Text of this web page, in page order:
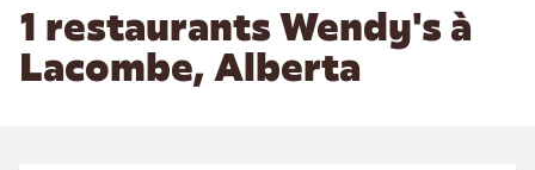
1 restaurants Wendy's à
Lacombe, Alberta